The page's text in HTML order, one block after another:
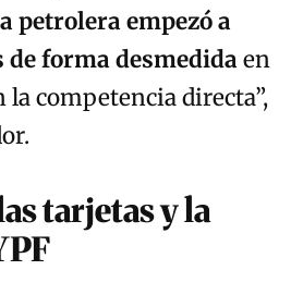
petrolera empezó a
forma desmedidaen
competencia directa”,
tarjetas y la